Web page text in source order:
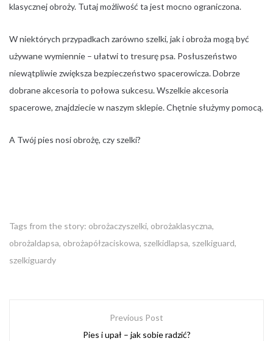
klasycznej obroży. Tutaj możliwość ta jest mocno ograniczona.
W niektórych przypadkach zarówno szelki, jak i obroża mogą być
używane wymiennie – ułatwi to tresurę psa. Posłuszeństwo
niewątpliwie zwiększa bezpieczeństwo spacerowicza. Dobrze
dobrane akcesoria to połowa sukcesu. Wszelkie akcesoria
spacerowe, znajdziecie w naszym sklepie. Chętnie służymy pomocą.
A Twój pies nosi obrożę, czy szelki?
Tags from the story: obrożaczyszelki, obrożaklasyczna,
obrożaldapsa, obrożapółzaciskowa, szelkidlapsa, szelkiguard,
szelkiguardy
NAWIGACJAPrevious Post
Pies i upał – jak sobie radzić?